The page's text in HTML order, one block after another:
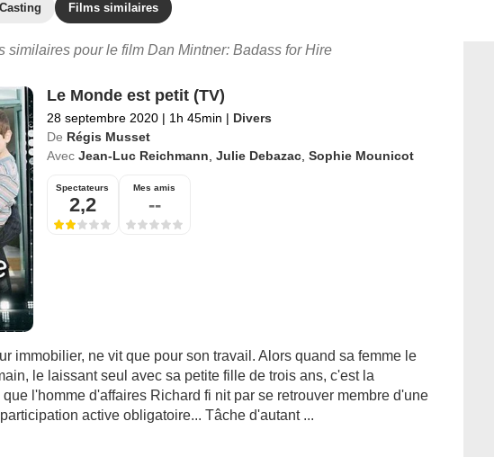
Casting Films similaires
similaires pour le film Dan Mintner: Badass for Hire
Le Monde est petit (TV)
28 septembre 2020 | 1h 45min | Divers
De Régis Musset
Avec Jean-Luc Reichmann Julie Debazac, Sophie Mounicot
Spectateurs
2,2
Mes amis
--
immobilier, ne vit que pour son travail. Alors quand sa femme le
le laissant seul avec sa petite fille de trois ans, c'est la
l'homme d'affaires Richard fi nit par se retrouver membre d'une
active obligatoire... Tâche d'autant ...